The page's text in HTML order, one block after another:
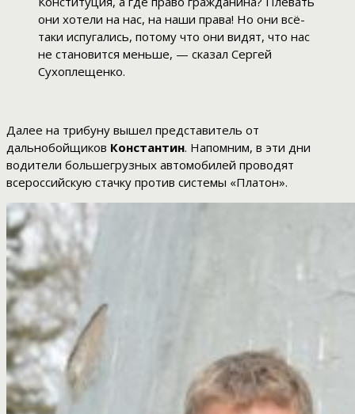
они хотели на нас, на наши права! Но они всё-
таки испугались, потому что они видят, что нас
не становится меньше, — сказал Сергей
Сухоплещенко.
Далее на трибуну вышел представитель от
дальнобойщиков Константин. Напомним, в эти дни
водители большегрузных автомобилей проводят
всероссийскую стачку против системы «Платон».